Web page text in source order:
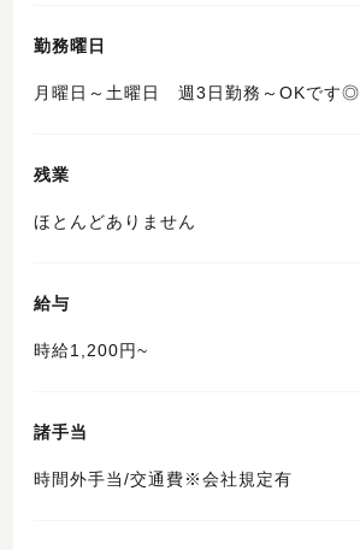
勤務曜日
月曜日～土曜日 週3日勤務～OKです◎
残業
ほとんどありません
給与
時給1,200円~
諸手当
時間外手当/交通費※会社規定有